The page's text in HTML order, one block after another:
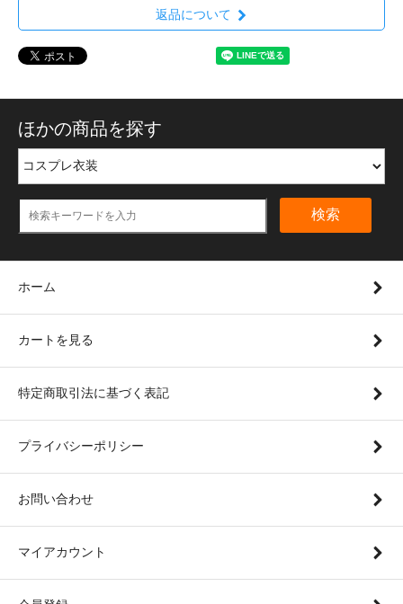
返品について
ほかの商品を探す
検索
ホーム
カートを見る
特定商取引法に基づく表記
プライバシーポリシー
お問い合わせ
マイアカウント